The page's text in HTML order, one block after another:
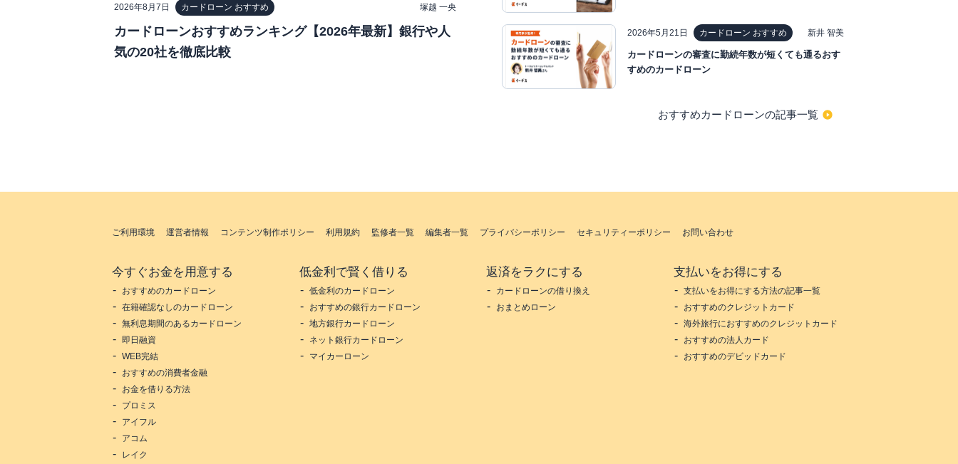
2026年8月7日 カードローン おすすめ 塚越 一央
カードローンおすすめランキング【2026年最新】銀行や人
気の20社を徹底比較
2026年5月21日 カードローン おすすめ 新井 智美
カードローンの審査に勤続年数が短くても通るおす
すめのカードローン
おすすめカードローンの記事一覧
ご利用環境 運営者情報 コンテンツ制作ポリシー 利用規約 監修者一覧 編集者一覧 プライバシーポリシー セキュリティーポリシー お問い合わせ
今すぐお金を用意する
おすすめのカードローン
在籍確認なしのカードローン
無利息期間のあるカードローン
即日融資
WEB完結
おすすめの消費者金融
お金を借りる方法
プロミス
アイフル
アコム
レイク
低金利で賢く借りる
低金利のカードローン
おすすめの銀行カードローン
地方銀行カードローン
ネット銀行カードローン
マイカーローン
返済をラクにする
カードローンの借り換え
おまとめローン
支払いをお得にする
支払いをお得にする方法の記事一覧
おすすめのクレジットカード
海外旅行におすすめのクレジットカード
おすすめの法人カード
おすすめのデビッドカード